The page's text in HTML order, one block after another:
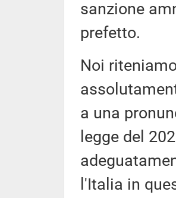
sanzione
prefetto.
Noi
a una
legge del
l'Italia in